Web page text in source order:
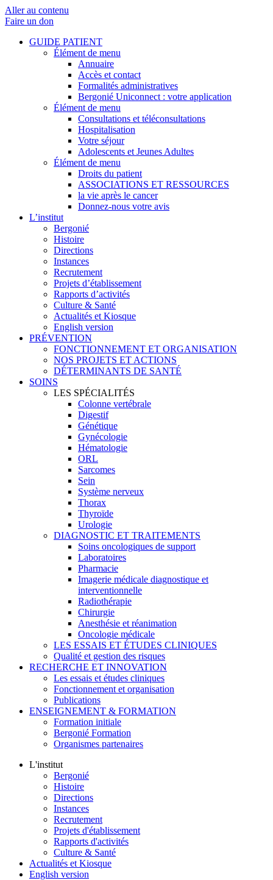
Aller au contenu
Faire un don
GUIDE PATIENT
Élément de menu
Annuaire
Accès et contact
Formalités administratives
Bergonié Uniconnect : votre application
Élément de menu
Consultations et téléconsultations
Hospitalisation
Votre séjour
Adolescents et Jeunes Adultes
Élément de menu
Droits du patient
ASSOCIATIONS ET RESSOURCES
la vie après le cancer
Donnez-nous votre avis
L’institut
Bergonié
Histoire
Directions
Instances
Recrutement
Projets d’établissement
Rapports d’activités
Culture & Santé
Actualités et Kiosque
English version
PRÉVENTION
FONCTIONNEMENT ET ORGANISATION
NOS PROJETS ET ACTIONS
DÉTERMINANTS DE SANTÉ
SOINS
LES SPÉCIALITÉS
Colonne vertébrale
Digestif
Génétique
Gynécologie
Hématologie
ORL
Sarcomes
Sein
Système nerveux
Thorax
Thyroïde
Urologie
DIAGNOSTIC ET TRAITEMENTS
Soins oncologiques de support
Laboratoires
Pharmacie
Imagerie médicale diagnostique et
interventionnelle
Radiothérapie
Chirurgie
Anesthésie et réanimation
Oncologie médicale
LES ESSAIS ET ÉTUDES CLINIQUES
Qualité et gestion des risques
RECHERCHE ET INNOVATION
Les essais et études cliniques
Fonctionnement et organisation
Publications
ENSEIGNEMENT & FORMATION
Formation initiale
Bergonié Formation
Organismes partenaires
L'institut
Bergonié
Histoire
Directions
Instances
Recrutement
Projets d'établissement
Rapports d'activités
Culture & Santé
Actualités et Kiosque
English version